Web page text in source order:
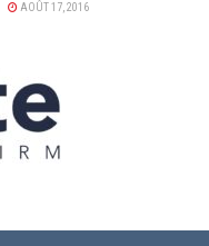
AOÛT 17, 2016